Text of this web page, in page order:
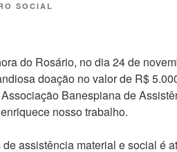
SOCIAL
do Rosário, no dia 24 de
doação no valor de R$
Banespiana de
nosso trabalho.
assistência material e social é